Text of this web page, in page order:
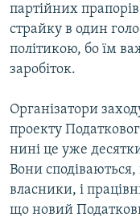
партійних
страйку в один
політикою, бо їм
заробіток.
Організатори
проекту
нині це уже
Вони
власники, і
що новий